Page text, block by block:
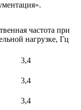
частота при
нагрузке, Гц
3,4
3,4
3,4